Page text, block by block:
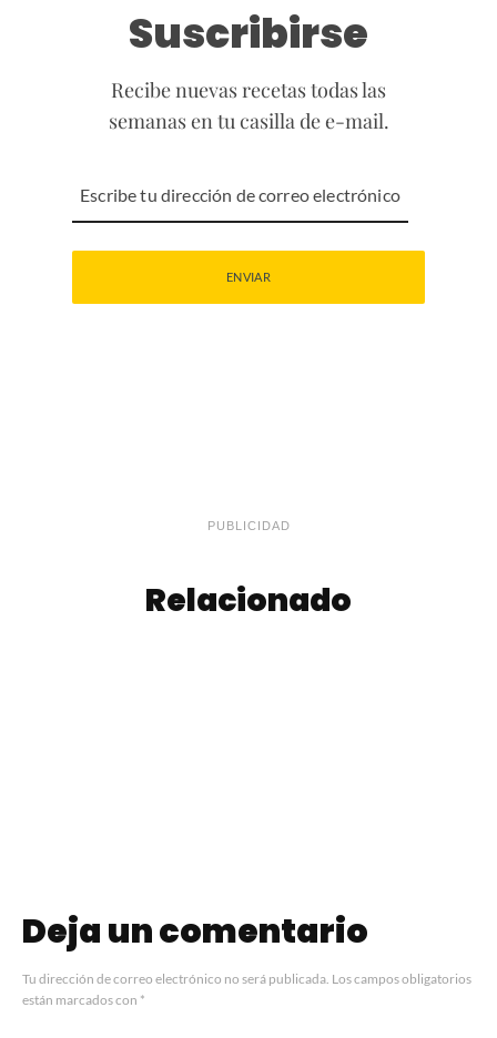
Suscribirse
Recibe nuevas recetas todas las
semanas en tu casilla de e-mail.
PUBLICIDAD
Relacionado
Deja un comentario
Tu dirección de correo electrónico no será publicada. Los campos obligatorios
están marcados con *